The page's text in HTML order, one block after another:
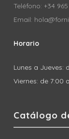
Teléfono: +34
Email:
Horario
Lunes a Jueves:
Viernes: de 7:00
Catálogo